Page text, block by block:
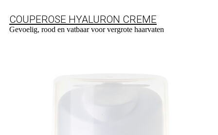
COUPEROSE HYALURON CREME
Gevoelig, rood en vatbaar voor vergrote haarvaten